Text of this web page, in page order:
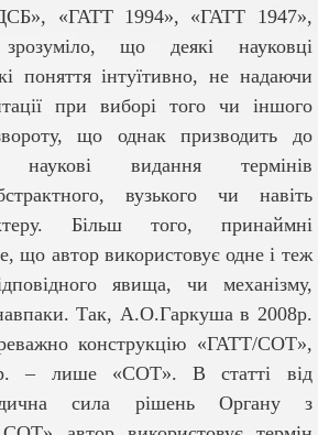
«ГАТТ 1994», «ГАТТ 1947»,
що деякі науковці
поняття інтуїтивно, не надаючи
при виборі того чи іншого
що однак призводить до
видання термінів
вузького чи навіть
Більш того, принаймні
що автор використовує одне і теж
явища, чи механізму,
Так, А.О.Гаркуша в 2008р.
конструкцію «ГАТТ/СОТ»,
– лише «СОТ». В статті від
сила рішень Органу з